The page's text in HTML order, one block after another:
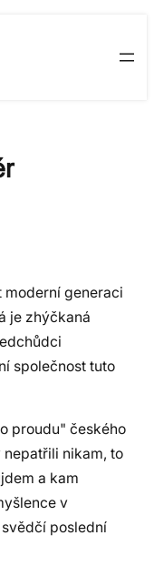
moderní generaci
je zhýčkaná
společnost tuto
proudu" českého
nikam, to
a kam
v
poslední